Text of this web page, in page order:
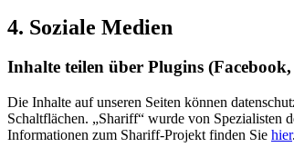
4. Soziale Medien
Inhalte teilen über Plugins
Die Inhalte auf unseren Seiten können
Schaltflächen. „Shariff“ wurde von Spezialisten
Informationen zum Shariff-Projekt finden Sie hier